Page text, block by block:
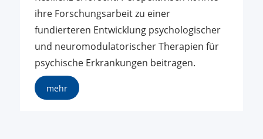
ihre Forschungsarbeit zu einer
fundierteren Entwicklung psychologischer
und neuromodulatorischer Therapien für
psychische Erkrankungen beitragen.
mehr